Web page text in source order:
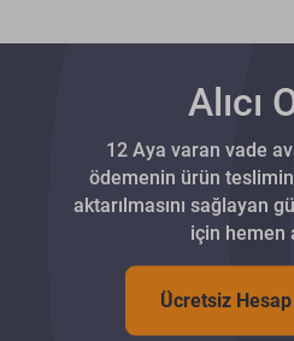
Alıcı
12 Aya varan vade
ödemenin ürün
aktarılmasını sağlayan
için hemen
Ücretsiz